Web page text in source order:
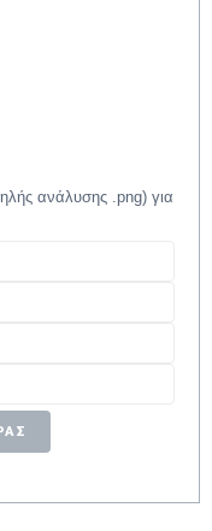
ανάλυσης .png) για